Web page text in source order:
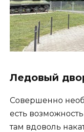
Ледовый
Совершенно
есть
там вдоволь